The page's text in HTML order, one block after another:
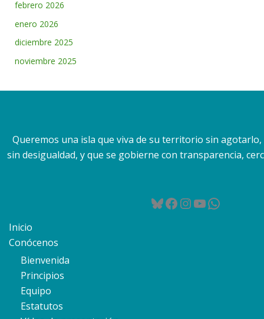
febrero 2026
enero 2026
diciembre 2025
noviembre 2025
Queremos una isla que viva de su territorio sin
sin desigualdad, y que se gobierne con transparencia,
Bluesky
Facebook
Instagram
YouTube
Inicio
Conócenos
Bienvenida
Principios
Equipo
Estatutos